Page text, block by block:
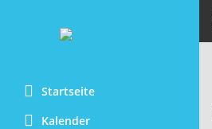
Startseite
Kalender